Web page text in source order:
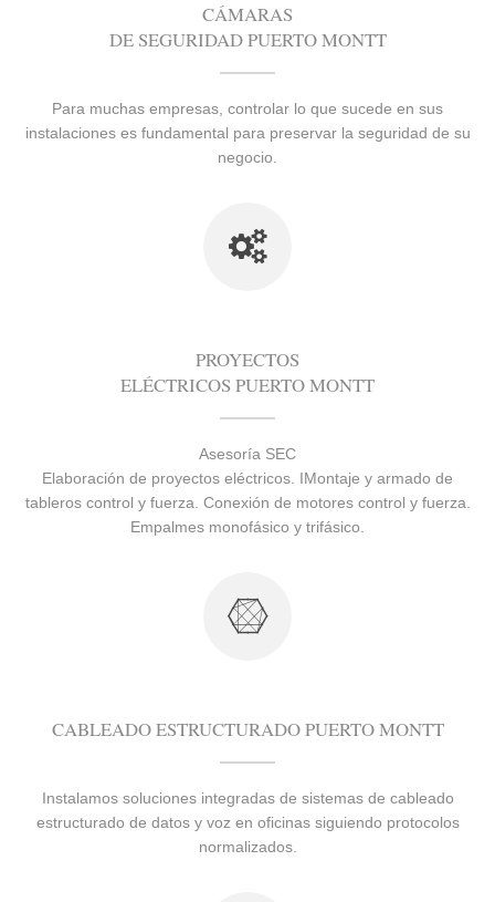
CÁMARAS
DE SEGURIDAD PUERTO MONTT
Para muchas empresas, controlar lo que sucede en sus
instalaciones es fundamental para preservar la seguridad de su
negocio.
PROYECTOS
ELÉCTRICOS PUERTO MONTT
Asesoría SEC
Elaboración de proyectos eléctricos. IMontaje y armado de
tableros control y fuerza. Conexión de motores control y fuerza.
Empalmes monofásico y trifásico.
CABLEADO ESTRUCTURADO PUERTO MONTT
Instalamos soluciones integradas de sistemas de cableado
estructurado de datos y voz en oficinas siguiendo protocolos
normalizados.